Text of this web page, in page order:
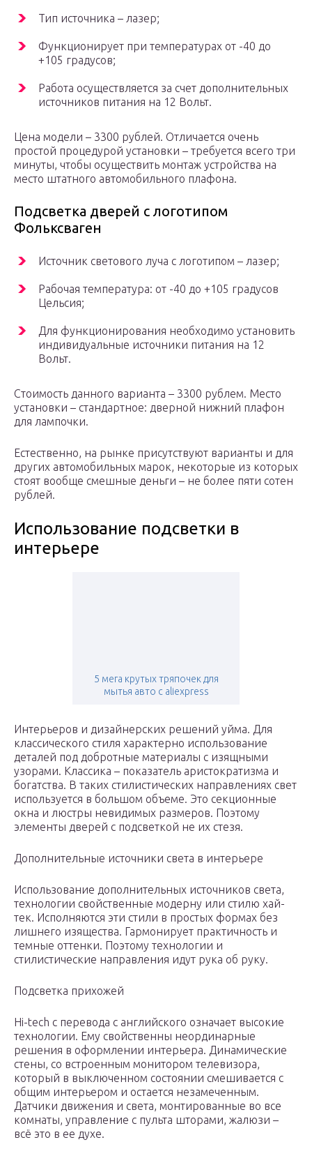
Тип источника – лазер;
Функционирует при температурах от -40 до
+105 градусов;
Работа осуществляется за счет дополнительных
источников питания на 12 Вольт.
Цена модели – 3300 рублей. Отличается очень
простой процедурой установки – требуется всего три
минуты, чтобы осуществить монтаж устройства на
место штатного автомобильного плафона.
Подсветка дверей с логотипом
Фольксваген
Источник светового луча с логотипом – лазер;
Рабочая температура: от -40 до +105 градусов
Цельсия;
Для функционирования необходимо установить
индивидуальные источники питания на 12
Вольт.
Стоимость данного варианта – 3300 рублем. Место
установки – стандартное: дверной нижний плафон
для лампочки.
Естественно, на рынке присутствуют варианты и для
других автомобильных марок, некоторые из которых
стоят вообще смешные деньги – не более пяти сотен
рублей.
Использование подсветки в
интерьере
5 мега крутых тряпочек для
мытья авто с aliexpress
Интерьеров и дизайнерских решений уйма. Для
классического стиля характерно использование
деталей под добротные материалы с изящными
узорами. Классика – показатель аристократизма и
богатства. В таких стилистических направлениях свет
используется в большом объеме. Это секционные
окна и люстры невидимых размеров. Поэтому
элементы дверей с подсветкой не их стезя.
Дополнительные источники света в интерьере
Использование дополнительных источников света,
технологии свойственные модерну или стилю хай-
тек. Исполняются эти стили в простых формах без
лишнего изящества. Гармонирует практичность и
темные оттенки. Поэтому технологии и
стилистические направления идут рука об руку.
Подсветка прихожей
Hi-tech с перевода с английского означает высокие
технологии. Ему свойственны неординарные
решения в оформлении интерьера. Динамические
стены, со встроенным монитором телевизора,
который в выключенном состоянии смешивается с
общим интерьером и остается незамеченным.
Датчики движения и света, монтированные во все
комнаты, управление с пульта шторами, жалюзи –
всё это в ее духе.